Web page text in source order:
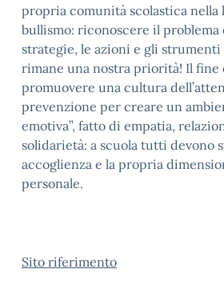
propria comunità scolastica
bullismo: riconoscere il
strategie, le azioni e gli
rimane una nostra priorità! Il fine
promuovere una cultura
prevenzione per creare un
emotiva”, fatto di empatia,
solidarietà: a scuola tutti devono
accoglienza e la propria
personale.
Sito riferimento